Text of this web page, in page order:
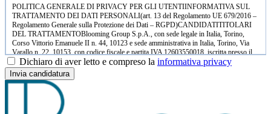
POLITICA GENERALE DI PRIVACY PER GLI UTENTIINFORMATIVA SUL
TRATTAMENTO DEI DATI PERSONALI(art. 13 del Regolamento UE 679/2016 –
Regolamento Generale sulla Protezione dei Dati – RGPD)CANDIDATITITOLARI
DEL TRATTAMENTOBlooming Group S.p.A., con sede legale in Italia, Torino,
Corso Vittorio Emanuele II n. 44, 10123 e sede amministrativa in Italia, Torino, Via
Varallo n. 22, 10153, con codice fiscale e partita IVA 12603550018, iscritta presso il
Registro delle Imprese di Torino, R.E.A. 1303077;BKNO s.r.l., con sede legale in
Italia, Torino, Corso Vittorio Emanuele II n. 44, 10123 e sede amministrativa in Italia,
Torino, Via Varallo n. 22, 10153, con codice fiscale e partita IVA 11738120010,
iscritta presso il Registro delle Imprese di Torino, R.E.A. 1236995;Arilica Food &
Beverage Services s.r.l., con sede legale in Italia, Peschiera del Garda, Località Casa
Otello n. 10, 37019 e sede amministrativa in Italia, Peschiera del Garda, Località Casa
Dichiaro di aver letto e compreso la informativa privacy
Invia candidatura